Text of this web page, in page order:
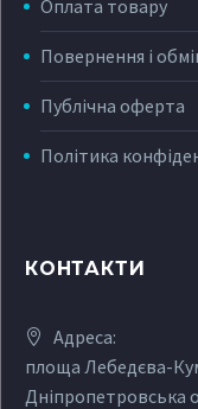
Оплата товару
Повернення і
Публічна оферта
Політика
КОНТАКТИ
Адреса:
площа Лебедєва-
Дніпропетровська